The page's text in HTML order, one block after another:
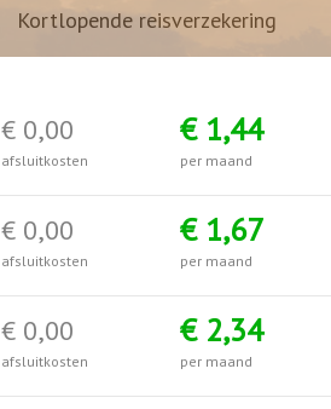
Kortlopende reisverzekering
€ 0,00
afsluitkosten
€ 1,44
per maand
€ 0,00
afsluitkosten
€ 1,67
per maand
€ 0,00
afsluitkosten
€ 2,34
per maand